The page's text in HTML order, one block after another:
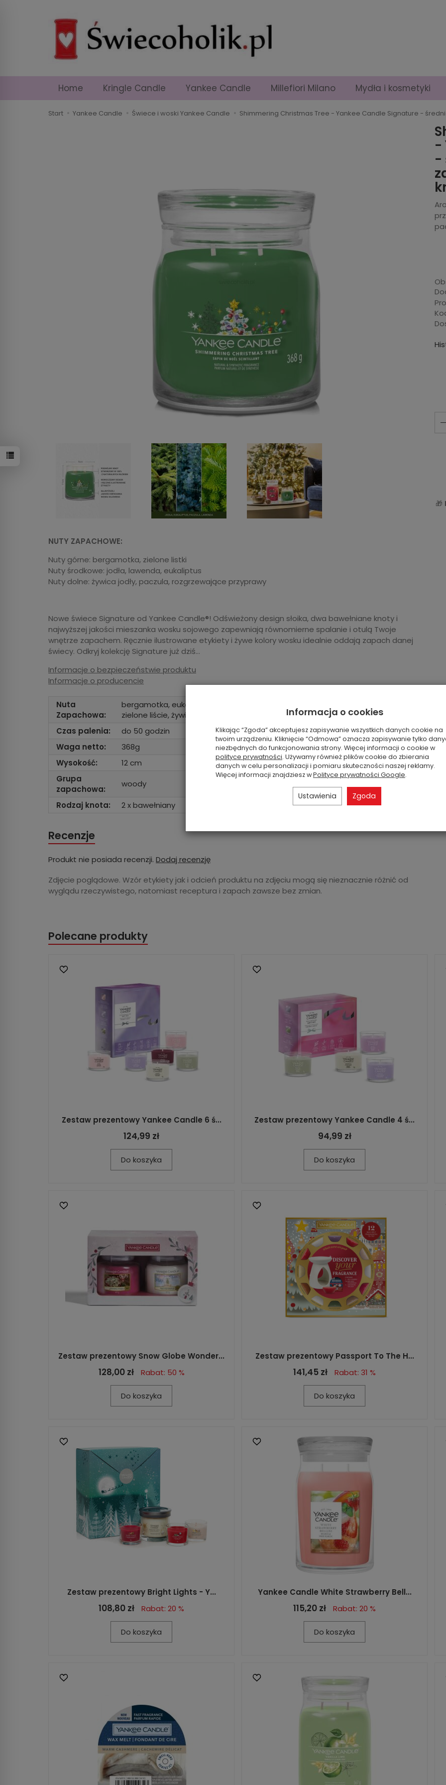
Home Kringle Candle Yankee Candle Millefiori Milano Mydła i kosmetyki
Start Yankee Candle Świece i woski Yankee Candle Shimmering Christmas Tree - Yankee Candle Signature -
-
-
🎁
NUTY ZAPACHOWE:
Nuty górne: bergamotka, zielone listki
Nuty środkowe: jodła, lawenda, eukaliptus
Nuty dolne: żywica jodły, paczula, rozgrzewające przyprawy
Nowe świece Signature od Yankee Candle®! Odświeżony design słoika, dwa bawełniane knoty i
najwyższej jakości mieszanka wosku sojowego zapewniają równomierne spalanie i otulą Twoje
wnętrze zapachem. Ręcznie ilustrowane etykiety i żywe kolory wosku idealnie oddają zapach danej
świecy. Odkryj kolekcję Signature już dziś…
Informacje o bezpieczeństwie produktu
Informacje o producencie
Nuta
Zapachowa:
bergamotka, eukaliptus, jodła, lawenda, paczula, rozgrzewające przyprawy,
zielone liście, żywica jodły
Czas palenia:
do 50 godzin
Waga netto:
368g
Wysokość:
12 cm
Grupa
zapachowa:
woody
Rodzaj knota: 2 x bawełniany
Recenzje
Produkt nie posiada recenzji. Dodaj recenzję
Zdjęcie poglądowe. Wzór etykiety jak i odcień produktu na zdjęciu mogą się nieznacznie różnić od
wyglądu rzeczywistego, natomiast receptura i zapach zawsze bez zmian.
Polecane produkty
Zestaw prezentowy Yankee Candle 6 ś...
124,99 zł
Do koszyka
Zestaw prezentowy Yankee Candle 4 ś...
94,99 zł
Do koszyka
Zestaw prezentowy Snow Globe Wonder...
128,00 zł Rabat: 50 %
Do koszyka
Zestaw prezentowy Passport To The H...
141,45 zł Rabat: 31 %
Do koszyka
Zestaw prezentowy Bright Lights - Y...
108,80 zł Rabat: 20 %
Do koszyka
Yankee Candle White Strawberry Bell...
115,20 zł Rabat: 20 %
Do koszyka
Informacja o cookies
Klikając “Zgoda” akceptujesz zapisywanie wszystkich danych cookie na
twoim urządzeniu. Kliknięcie “Odmowa” oznacza zapisywanie tylko
niezbędnych do funkcjonowania strony. Więcej informacji o cookie w
polityce prywatności. Używamy również plików cookie do zbierania
danych w celu personalizacji i pomiaru skuteczności naszej reklamy.
Więcej informacji znajdziesz wPolityce prywatności Google.
Ustawienia Zgoda